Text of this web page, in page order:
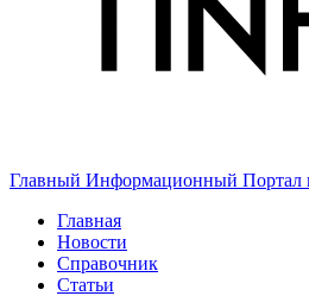
Главный Информационный Портал
Главная
Новости
Справочник
Статьи